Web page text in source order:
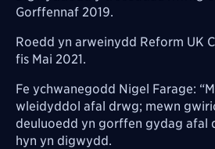
Gorffennaf 2019.
Roedd yn arweinydd Reform UK
fis Mai 2021.
Fe ychwanegodd Nigel Farage:
wleidyddol afal drwg; mewn
deuluoedd yn gorffen gydag afal
hyn yn digwydd.